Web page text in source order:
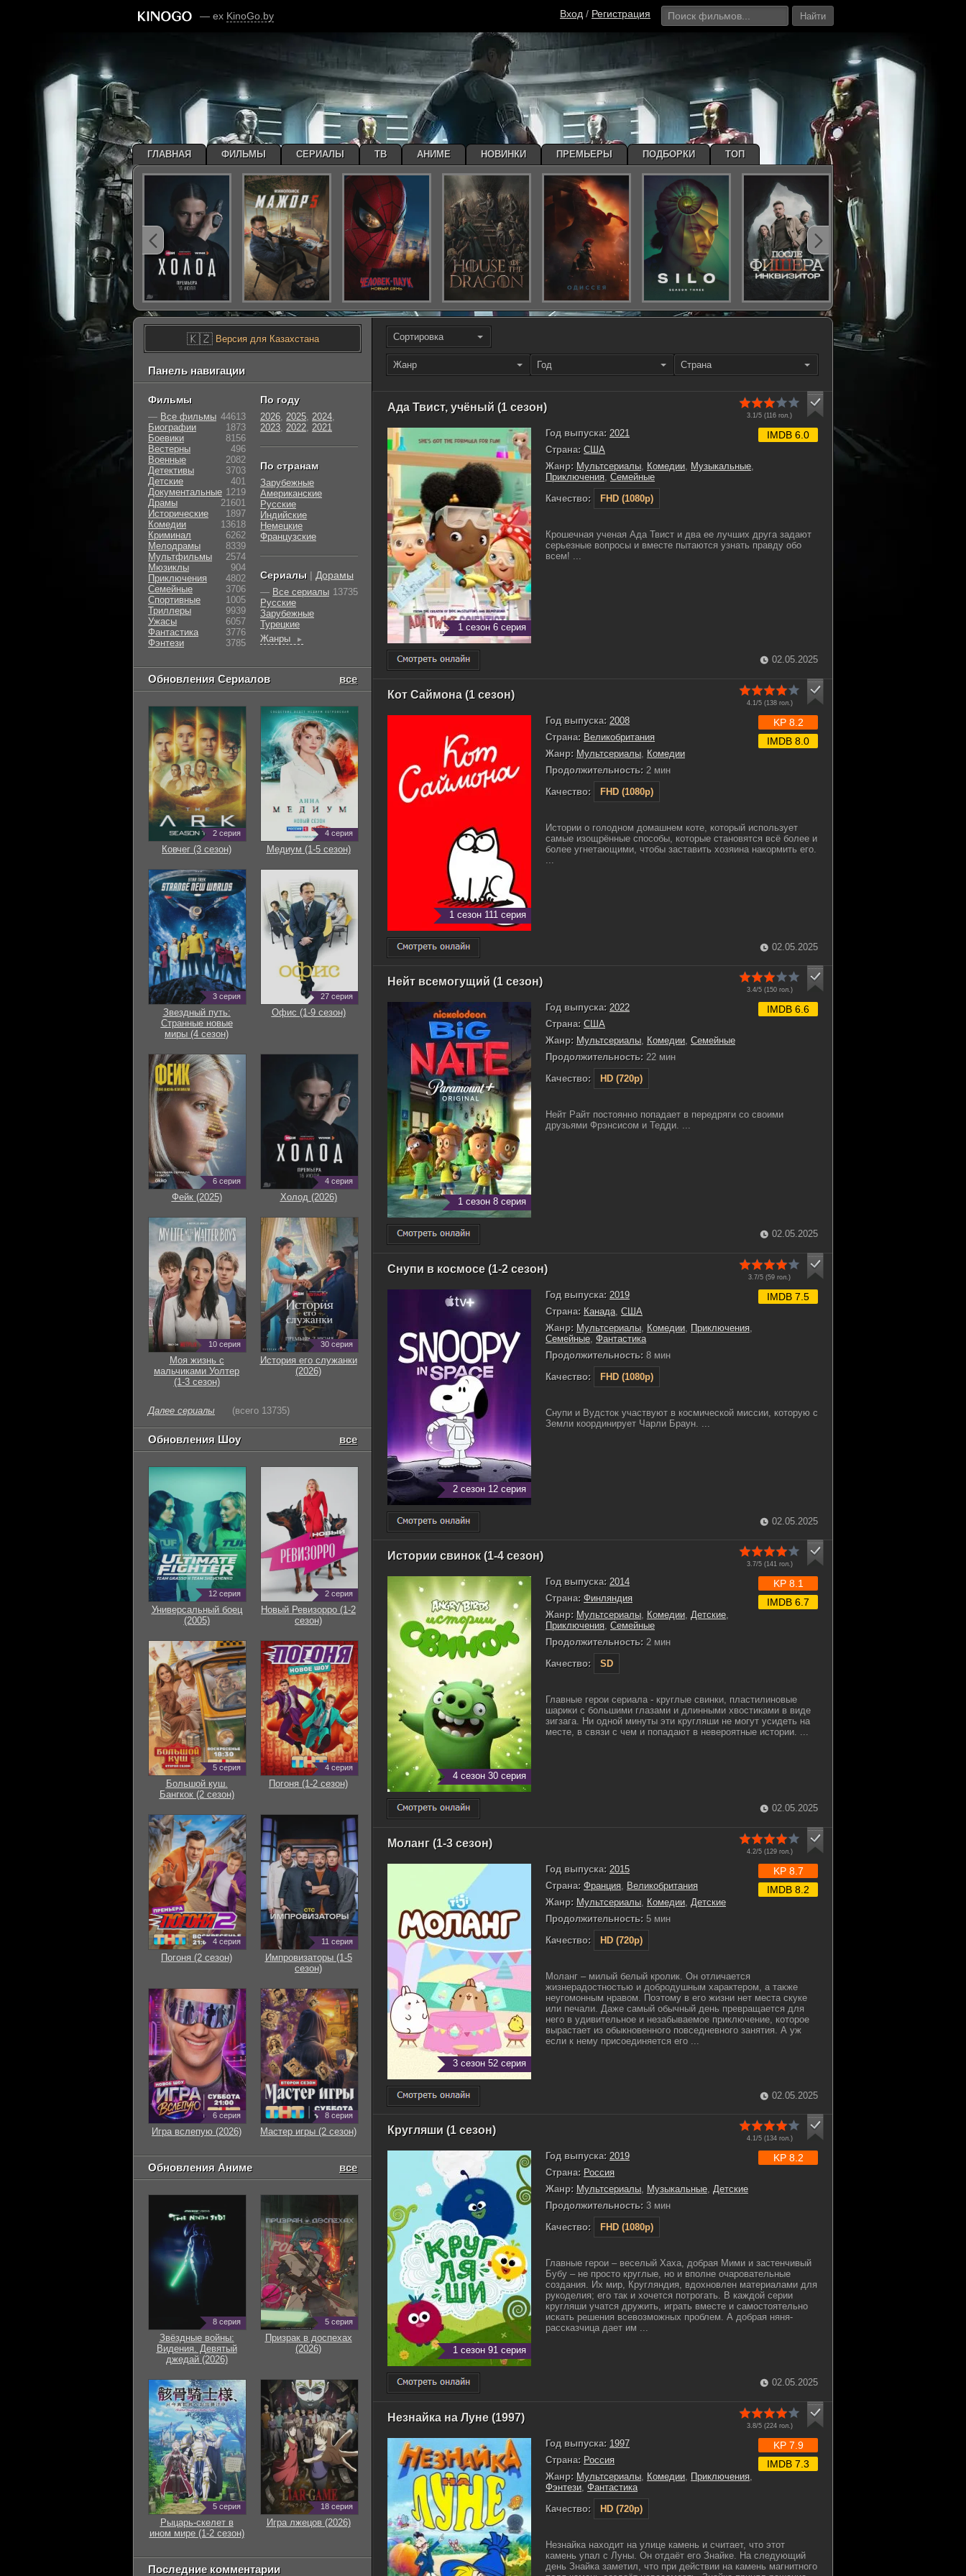
— ex KinoGo.by Вход / Регистрация Найти
Сортировка
Жанр Год Страна
Ада Твист, учёный (1 сезон)
3.1/5 (116 гол.)
1 сезон 6 серия
Год выпуска: 2021
Страна: США
Жанр: Мультсериалы, Комедии, Музыкальные,
Приключения, Семейные
Качество:
FHD (1080p)
IMDB 6.0
Крошечная ученая Ада Твист и два ее лучших друга задают
серьезные вопросы и вместе пытаются узнать правду обо
всем! ...
02.05.2025
Кот Саймона (1 сезон)
4.1/5 (138гол.)
1 сезон 111 серия
Год выпуска: 2008
Страна: Великобритания
Жанр: Мультсериалы Комедии
Продолжительность: 2 мин
Качество:
FHD (1080p)
KP 8.2
IMDB 8.0
Истории о голодном домашнем коте, который использует
самые изощрённые способы, которые становятся всё более и
более угнетающими, чтобы заставить хозяина накормить его.
02.05.2025
Нейт всемогущий (1 сезон)
3.4/5 (150гол.)
1 сезон 8 серия
Год выпуска: 2022
Страна: США
Жанр: Мультсериалы, Комедии, Семейные
Продолжительность: 22 мин
Качество:
HD (720p)
IMDB 6.6
Нейт Райт постоянно попадает в передряги со своими
друзьями Фрэнсисом и Тедди. ...
02.05.2025
Снупи в космосе (1-2 сезон)
3.7/5 (59 гол.)
2 сезон 12 серия
Год выпуска: 2019
Страна: Канада США
Жанр: Мультсериалы Комедии Приключения
Семейные Фантастика
Продолжительность: 8 мин
Качество:
FHD (1080p)
IMDB 7.5
Снупи и Вудсток участвуют в космической миссии, которую с
Земли координирует Чарли Браун. ...
02.05.2025
Истории свинок (1-4 сезон)
3.7/5 (141гол.)
4 сезон 30 серия
Год выпуска: 2014
Страна: Финляндия
Жанр: Мультсериалы, Комедии, Детские,
Приключения, Семейные
Продолжительность: 2 мин
Качество:
SD
KP 8.1
IMDB 6.7
Главные герои сериала - круглые свинки, пластилиновые
шарики с большими глазами и длинными хвостиками в виде
зигзага. Ни одной минуты эти кругляши не могут усидеть на
месте, в связи с чем и попадают в невероятные истории. ...
02.05.2025
Моланг (1-3 сезон)
4.2/5 (129гол.)
3 сезон 52 серия
Год выпуска: 2015
Страна: Франция Великобритания
Жанр: Мультсериалы Комедии Детские
Продолжительность: 5 мин
Качество:
HD (720p)
KP 8.7
IMDB 8.2
Моланг – милый белый кролик. Он отличается
жизнерадостностью и добродушным характером, а также
неугомонным нравом. Поэтому в его жизни нет места скуке
или печали. Даже самый обычный день превращается для
него в удивительное и незабываемое приключение, которое
вырастает из обыкновенного повседневного занятия. А уж
если к нему присоединяется его ...
02.05.2025
Кругляши (1 сезон)
4.1/5 (134гол.)
1 сезон 91 серия
Год выпуска: 2019
Страна: Россия
Жанр: Мультсериалы, Музыкальные, Детские
Продолжительность: 3 мин
Качество:
FHD (1080p)
KP 8.2
Главные герои – веселый Хаха, добрая Мими и застенчивый
Бубу – не просто круглые, но и вполне очаровательные
создания. Их мир, Кругляндия, вдохновлен материалами для
рукоделия; его так и хочется потрогать. В каждой серии
кругляши учатся дружить, играть вместе и самостоятельно
искать решения всевозможных проблем. А добрая няня-
рассказчица дает им ...
02.05.2025
Незнайка на Луне (1997)
3.8/5 (224гол.)
Год выпуска: 1997
Страна: Россия
Жанр: Мультсериалы Комедии Приключения
Фэнтези Фантастика
Качество:
HD (720p)
KP 7.9
IMDB 7.3
Незнайка находит на улице камень и считает, что этот
камень упал с Луны. Он отдаёт его Знайке. На следующий
день Знайка заметил, что при действии на камень магнитного
🇰🇿Версия для Казахстана
Панель навигации
Фильмы
— Все фильмы 44613
Биографии
1873
Боевики
8156
Вестерны
496
Военные
2082
Детективы
3703
Детские
401
Документальные 1219
Драмы
21601
Исторические
1897
Комедии
13618
Криминал
6262
Мелодрамы
8339
Мультфильмы
2574
Мюзиклы
904
Приключения
4802
Семейные
3706
Cпортивные
1005
Триллеры
9939
Ужасы
6057
Фантастика
3776
Фэнтези
3785
По году
2026, 2025, 2024,
2023, 2022, 2021
По странам
Зарубежные
Американские
Русские
Индийские
Немецкие
Французские
Сериалы | Дорамы
— Все сериалы 13735
Русские
Зарубежные
Турецкие
Жанры
►
Обновления Сериалов все
2 серия
Ковчег (3 сезон)
4 серия
Медиум (1-5 сезон)
3 серия
Звездный путь:
Странные новые
миры (4 сезон)
27 серия
Офис (1-9 сезон)
6 серия
Фейк (2025)
4 серия
Холод (2026)
10 серия
Моя жизнь с
мальчиками Уолтер
(1-3 сезон)
30 серия
История его служанки
(2026)
Далее сериалы (всего 13735)
Обновления Шоу все
12 серия
Универсальный боец
(2005)
2 серия
Новый Ревизорро (1-2
сезон)
5 серия
Большой куш.
Бангкок (2 сезон)
4 серия
Погоня (1-2 сезон)
4 серия
Погоня (2 сезон)
11 серия
Импровизаторы (1-5
сезон)
6 серия
Игра вслепую (2026)
8 серия
Мастер игры (2 сезон)
Обновления Аниме все
8 серия
Звёздные войны:
Видения. Девятый
джедай (2026)
5 серия
Призрак в доспехах
(2026)
5 серия
Рыцарь-скелет в
ином мире (1-2 сезон)
18 серия
Игра лжецов (2026)
Последние комментарии
ГЛАВНАЯ ФИЛЬМЫ СЕРИАЛЫ ТВ АНИМЕ НОВИНКИ ПРЕМЬЕРЫ ПОДБОРКИ ТОП